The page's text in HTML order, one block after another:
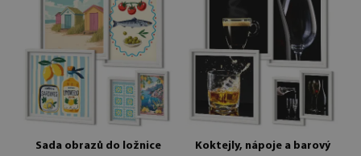
Sada obrazů do ložnice
Koktejly, nápoje a barový